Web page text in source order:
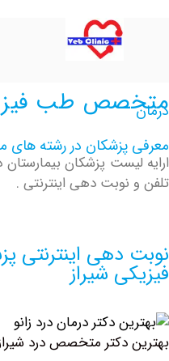
طب فیزیکی
در رشته های مختلف
پزشکان بیمارستان در
دهی اینترنتی .
دهی اینترنتی
شیراز
دکتر متخصص درد شیراز +